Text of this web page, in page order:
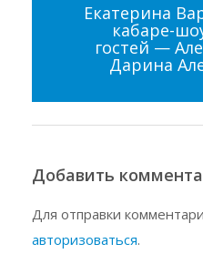
Екатерина
кабаре-
гостей —
Дарина
Добавить
Для отправки
авторизоваться.